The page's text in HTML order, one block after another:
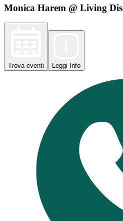
Monica Harem @ Living
Trova eventi Leggi Info